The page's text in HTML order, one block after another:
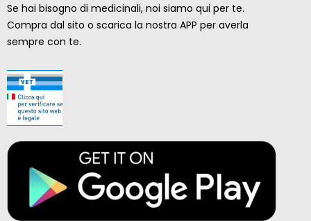
Se hai bisogno di medicinali, noi siamo qui per te.
Compra dal sito o scarica la nostra APP per averla
sempre con te.